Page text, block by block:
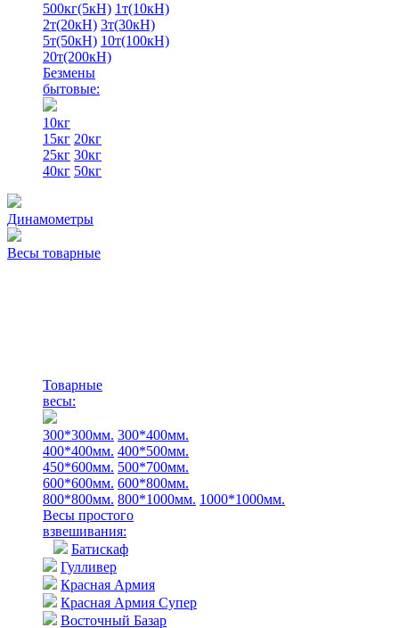
500кг(5кН) 1т(10кН)
2т(20кН) 3т(30кН)
5т(50кН) 10т(100кН)
20т(200кН)
Безмены
бытовые:
10кг
15кг 20кг
25кг 30кг
40кг 50кг
Динамометры
Весы товарные
Товарные
весы:
300*300мм. 300*400мм.
400*400мм. 400*500мм.
450*600мм. 500*700мм.
600*600мм. 600*800мм.
800*800мм. 800*1000мм. 1000*1000мм.
Весы простого
взвешивания:
Батискаф
Гулливер
Красная Армия
Красная Армия Супер
Восточный Базар